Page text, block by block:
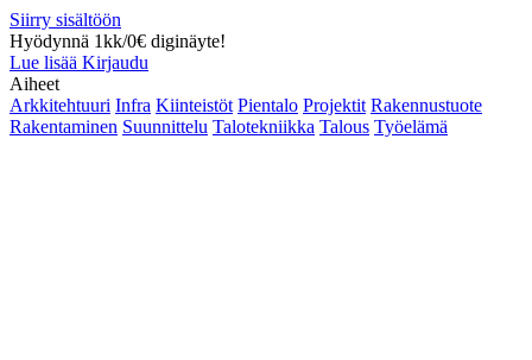
Siirry sisältöön
Hyödynnä 1kk/0€ diginäyte!
Lue lisää Kirjaudu
Aiheet
Arkkitehtuuri Infra Kiinteistöt Pientalo Projektit Rakennustuote
Rakentaminen Suunnittelu Talotekniikka Talous Työelämä